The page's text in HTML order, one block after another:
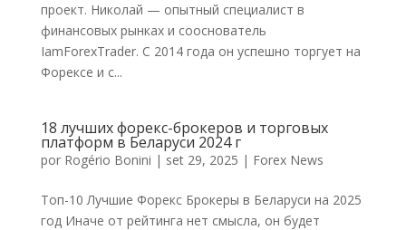
проект. Николай — опытный специалист в
финансовых рынках и сооснователь
IamForexTrader. С 2014 года он успешно торгует на
Форексе и с...
18 лучших форекс-брокеров и торговых
платформ в Беларуси 2024 г
por Rogério Bonini | set 29, 2025 | Forex News
Топ-10 Лучшие Форекс Брокеры в Беларуси на 2025
год Иначе от рейтинга нет смысла, он будет